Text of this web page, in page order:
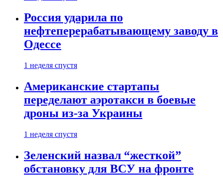
Россия ударила по
нефтеперерабатывающему заводу в
Одессе
1 неделя спустя
Американские стартапы
переделают аэротакси в боевые
дроны из-за Украины
1 неделя спустя
Зеленский назвал “жесткой”
обстановку для ВСУ на фронте